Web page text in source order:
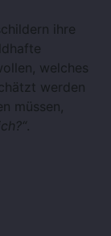
ihre
welches
werden
müssen,
.